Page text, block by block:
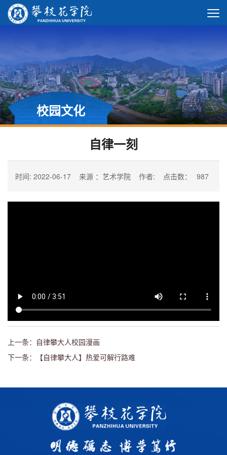
校园文化
自律一刻
时间: 2022-06-17 来源 ：艺术学院 作者: 点击数： 987
上一条：自律攀大人校园漫画
下一条：【自律攀大人】热爱可解行路难